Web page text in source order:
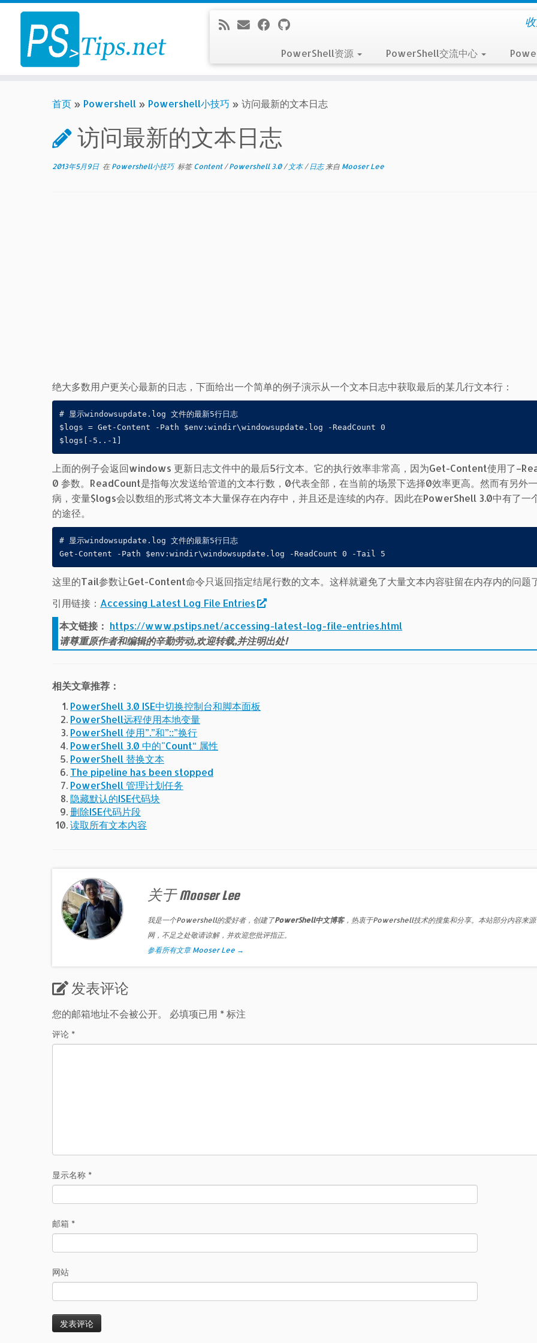
Skip
content
PowerShell资源 PowerShell交流中心
首页 » Powershell » Powershell小技巧 » 访问最新的文本日志
访问最新的文本日志
2013年5月9日 在 Powershell小技巧 标签Content/Powershell 3.0/ 文本/ 日志来自 Mooser Lee
绝大多数用户更关心最新的日志，下面给出一个简单的例子演示从一个文本日志中获取最后的某几行文本行：
# 显示windowsupdate.log 文件的最新5行日志
$logs = Get-Content -Path $env:windir\windowsupdate.log -ReadCount 0
上面的例子会返回windows 更新日志文件中的最后5行文本。它的执行效率非常高，因为Get-Content使用了
0 参数。ReadCount是指每次发送给管道的文本行数，0代表全部，在当前的场景下选择0效率更高。然而有另外
病，变量$logs会以数组的形式将文本大量保存在内存中，并且还是连续的内存。因此在PowerShell 3.0中有了一
的途径。
# 显示windowsupdate.log 文件的最新5行日志
这里的Tail参数让Get-Content命令只返回指定结尾行数的文本。这样就避免了大量文本内容驻留在内存内的问题
引用链接： Accessing Latest Log File Entries
本文链接： https://www.pstips.net/accessing-latest-log-file-entries.html
请尊重原作者和编辑的辛勤劳动,欢迎转载,并注明出处!
相关文章推荐：
PowerShell 3.0 ISE中切换控制台和脚本面板
PowerShell远程使用本地变量
PowerShell 使用”.”和”::”换行
PowerShell 3.0 中的"Count“ 属性
PowerShell 替换文本
The pipeline has been stopped
PowerShell 管理计划任务
隐藏默认的ISE代码块
删除ISE代码片段
读取所有文本内容
关于 Mooser Lee
我是一个Powershell的爱好者，创建了PowerShell中文博客，热衷于Powershell技术的搜集和分享。本站部分内容来源
网，不足之处敬请谅解，并欢迎您批评指正。
参看所有文章 Mooser Lee →
发表评论
您的邮箱地址不会被公开。 必填项已用 *标注
评论 *
显示名称 *
邮箱 *
网站